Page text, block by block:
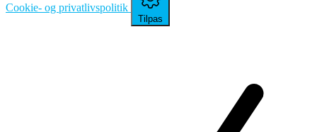
Cookie- og privatlivspolitik
Tilpas